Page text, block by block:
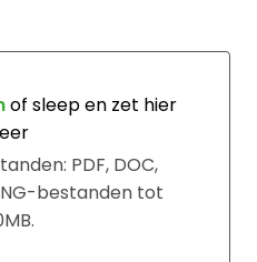
of sleep en zet hier
of sleep en zet hier neer
PDF, DOC,
bestanden tot